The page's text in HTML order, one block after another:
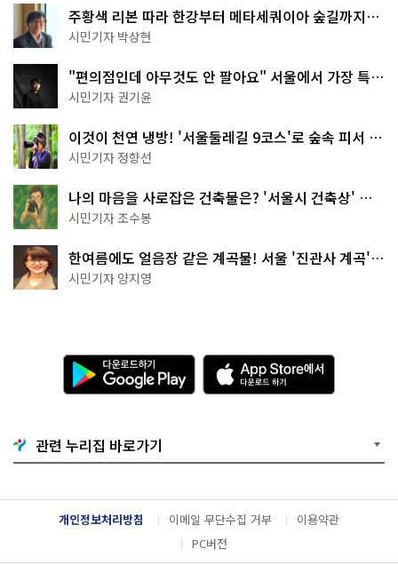
주황색 리본 따라 한강부터 메타세쿼이아 숲길까지…
서울둘레길 15코스
시민기자 박상현
"편의점인데 아무것도 안 팔아요" 서울에서 가장 특별
한 편의점의 정체
시민기자 권기윤
이것이 천연 냉방! '서울둘레길 9코스'로 숲속 피서 떠
나볼까
시민기자 정향선
나의 마음을 사로잡은 건축물은? '서울시 건축상' 수
상작 공개!
시민기자 조수봉
한여름에도 얼음장 같은 계곡물! 서울 '진관사 계곡'이
천국이네~
시민기자 양지영
다
운
로
기
G
o
g
l
e
A
p
p
e
서
다
운
관련 누리집 바로가기
개인정보처리방침 이메일 무단수집 거부
이용약관
PC버전